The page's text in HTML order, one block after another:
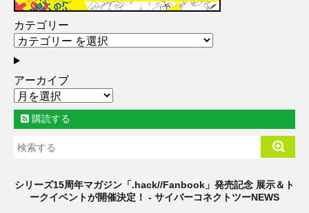
カテゴリー
アーカイブ
購読する
シリーズ15周年マガジン「.hack//Fanbook」発売記念 展示＆ト
ークイベントが開催決定！ - サイバーコネクトツーNEWS